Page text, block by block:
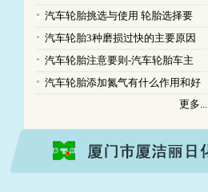
汽车轮胎挑选与使用 轮胎选择要
汽车轮胎3种磨损过快的主要原因
汽车轮胎注意要则-汽车轮胎车主
汽车轮胎添加氮气有什么作用和好
更多...